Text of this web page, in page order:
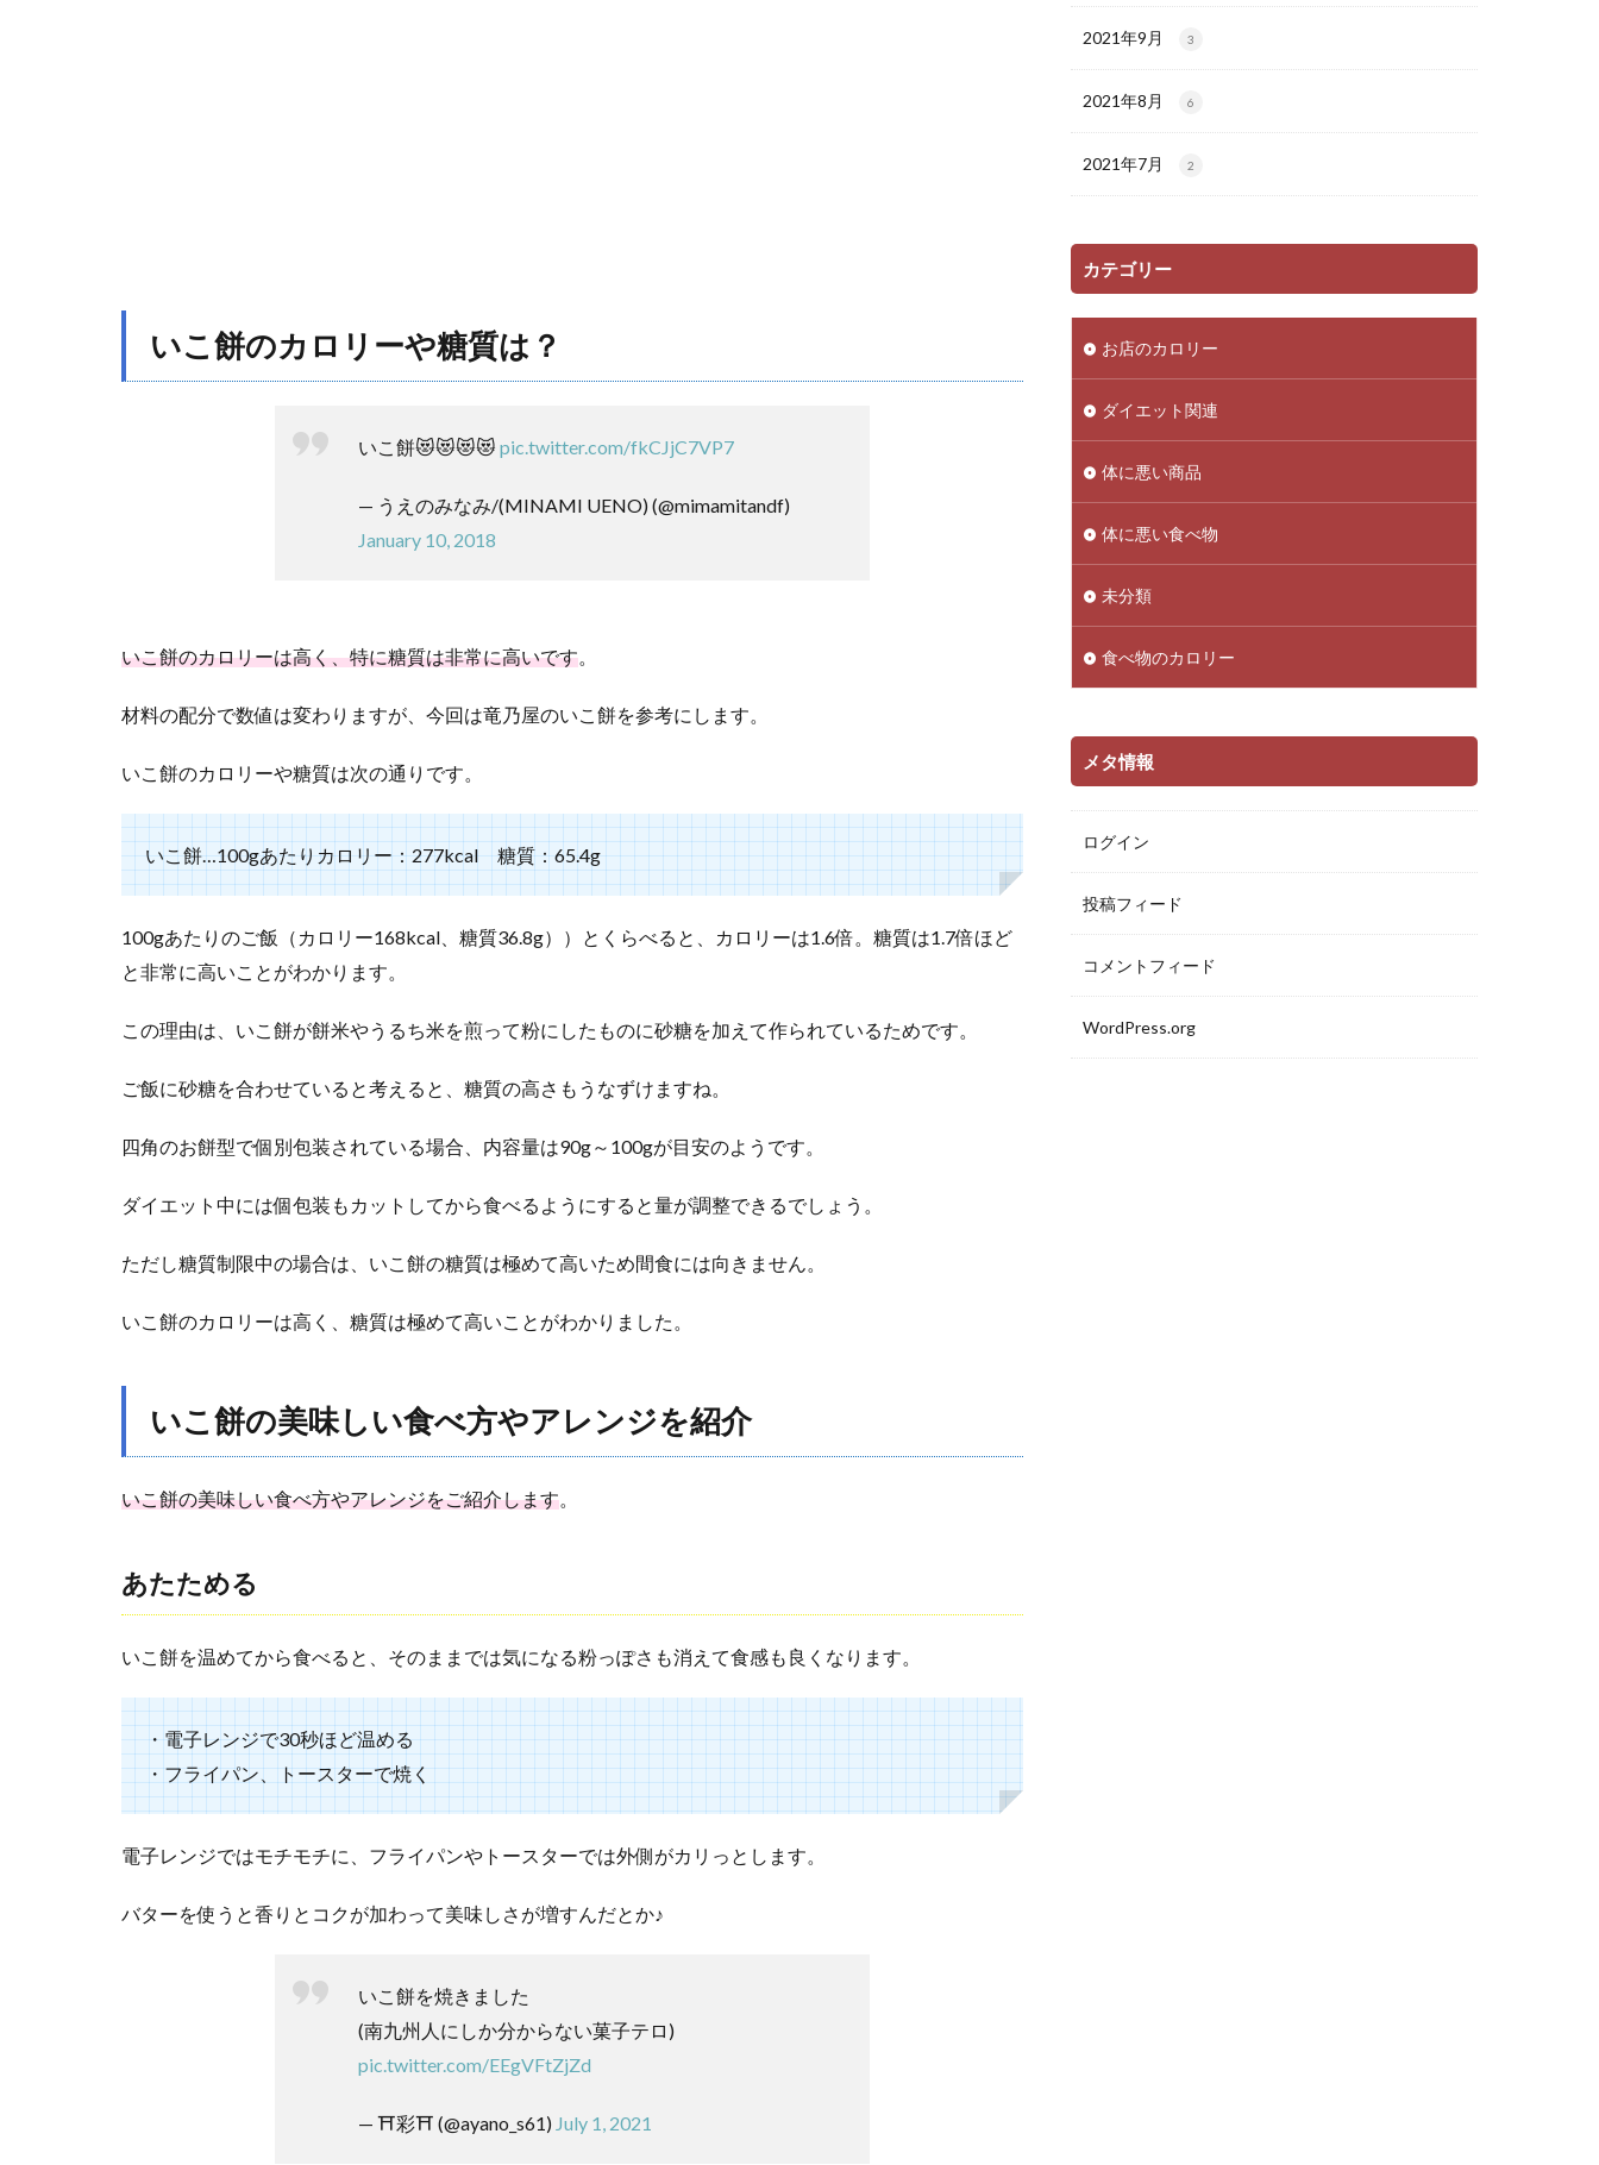
い
食
べ
2.1
ため
る
2.2
2.3
いこ
餅を
りし
てア
る
3
餅の
おす
通販
取り
はあ
る？
店か
らの
り寄
3.2
通販
サイ
トで
の販
売
4
ま
め
いこ餅のカロリーや糖質は？
いこ餅😻😻😻😻 pic.twitter.com/fkCJjC7VP7
— うえのみなみ/(MINAMI UENO) (@mimamitandf)
January 10, 2018
いこ餅のカロリーは高く、特に糖質は非常に高いです。
材料の配分で数値は変わりますが、今回は竜乃屋のいこ餅を参考にします。
いこ餅のカロリーや糖質は次の通りです。
いこ餅…100gあたりカロリー：277kcal 糖質：65.4g
100gあたりのご飯（カロリー168kcal、糖質36.8g））とくらべると、カロリーは1.6倍。糖質は1.7倍ほど
と非常に高いことがわかります。
この理由は、いこ餅が餅米やうるち米を煎って粉にしたものに砂糖を加えて作られているためです。
ご飯に砂糖を合わせていると考えると、糖質の高さもうなずけますね。
四角のお餅型で個別包装されている場合、内容量は90g～100gが目安のようです。
ダイエット中には個包装もカットしてから食べるようにすると量が調整できるでしょう。
ただし糖質制限中の場合は、いこ餅の糖質は極めて高いため間食には向きません。
いこ餅のカロリーは高く、糖質は極めて高いことがわかりました。
いこ餅の美味しい食べ方やアレンジを紹介
いこ餅の美味しい食べ方やアレンジをご紹介します。
あたためる
いこ餅を温めてから食べると、そのままでは気になる粉っぽさも消えて食感も良くなります。
・電子レンジで30秒ほど温める
・フライパン、トースターで焼く
電子レンジではモチモチに、フライパンやトースターでは外側がカリっとします。
バターを使うと香りとコクが加わって美味しさが増すんだとか♪
いこ餅を焼きました
(南九州人にしか分からない菓子テロ)
pic.twitter.com/EEgVFtZjZd
— ⛩彩⛩ (@ayano_s61) July 1, 2021
2021年9月 3
2021年8月 6
2021年7月 2
カテゴリー
お店のカロリー
ダイエット関連
体に悪い商品
体に悪い食べ物
未分類
食べ物のカロリー
メタ情報
ログイン
投稿フィード
コメントフィード
WordPress.org